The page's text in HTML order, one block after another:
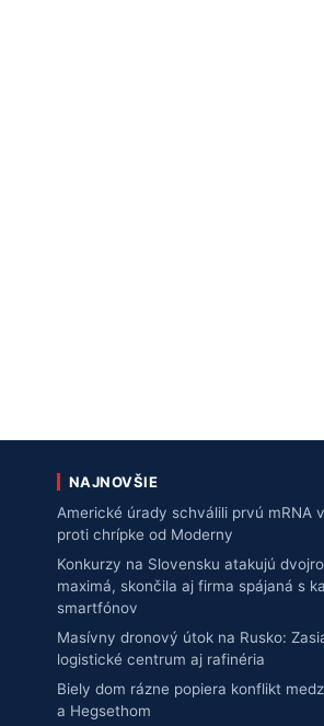
NAJNOVŠIE
Americké úrady schválili prvú mRNA
proti chrípke od Moderny
Konkurzy na Slovensku atakujú
maximá, skončila aj firma spájaná s
smartfónov
Masívny dronový útok na Rusko:
logistické centrum aj rafinéria
Biely dom rázne popiera konflikt
a Hegsethom